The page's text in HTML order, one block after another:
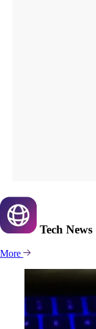
Tech News
More